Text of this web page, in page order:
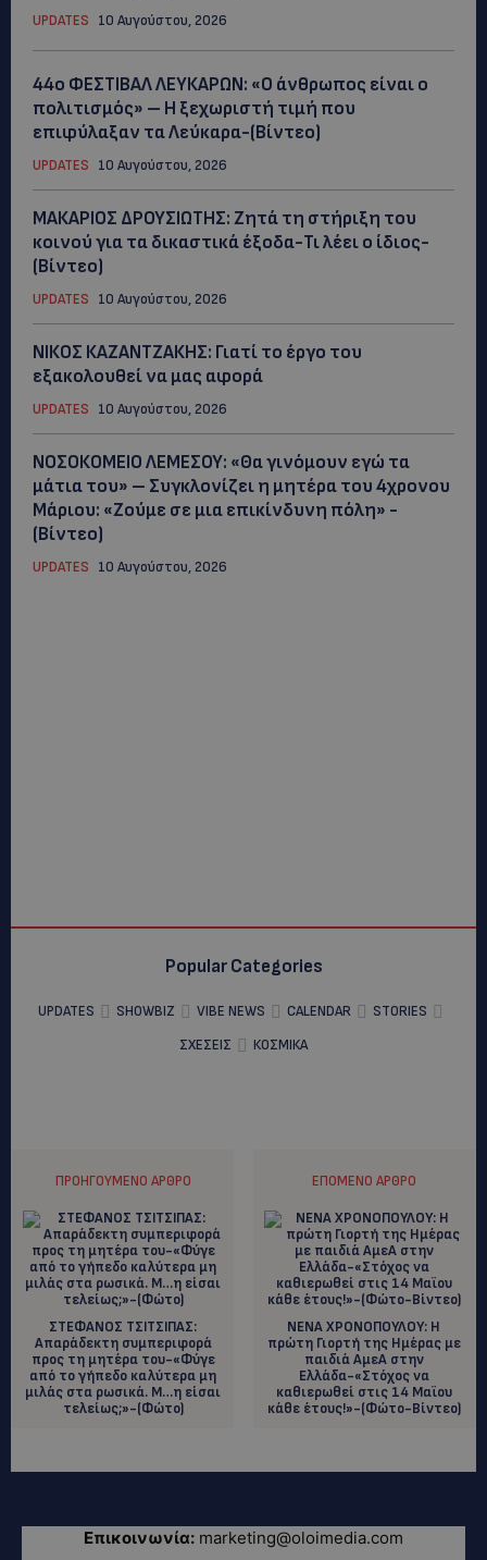
UPDATES 10 Αυγούστου, 2026
44ο ΦΕΣΤΙΒΑΛ ΛΕΥΚΑΡΩΝ: «Ο άνθρωπος είναι ο
πολιτισμός» – Η ξεχωριστή τιμή που
επιφύλαξαν τα Λεύκαρα-(Βίντεο)
UPDATES 10 Αυγούστου, 2026
ΜΑΚΑΡΙΟΣ ΔΡΟΥΣΙΩΤΗΣ: Ζητά τη στήριξη του
κοινού για τα δικαστικά έξοδα-Τι λέει ο ίδιος-
(Βίντεο)
UPDATES 10 Αυγούστου, 2026
ΝΙΚΟΣ ΚΑΖΑΝΤΖΑΚΗΣ: Γιατί το έργο του
εξακολουθεί να μας αφορά
UPDATES 10 Αυγούστου, 2026
ΝΟΣΟΚΟΜΕΙΟ ΛΕΜΕΣΟΥ: «Θα γινόμουν εγώ τα
μάτια του» – Συγκλονίζει η μητέρα του 4χρονου
Μάριου: «Ζούμε σε μια επικίνδυνη πόλη» -
(Βίντεο)
UPDATES 10 Αυγούστου, 2026
Popular Categories
UPDATES SHOWBIZ VIBE NEWS CALENDAR
STORIES
ΣΧΕΣΕΙΣ
ΚΟΣΜΙΚΑ
ΠΡΟΗΓΟΎΜΕΝΟ ΆΡΘΡΟ
ΣΤΕΦΑΝΟΣ ΤΣΙΤΣΙΠΑΣ:
Aπαράδεκτη συμπεριφορά
προς τη μητέρα του-«Φύγε
από το γήπεδο καλύτερα μη
μιλάς στα ρωσικά. Μ…η είσαι
τελείως;»-(Φώτο)
ΕΠΌΜΕΝΟ ΆΡΘΡΟ
ΝΕΝΑ ΧΡΟΝΟΠΟΥΛΟΥ: Η
πρώτη Γιορτή της Ημέρας με
παιδιά ΑμεΑ στην
Ελλάδα-«Στόχος να
καθιερωθεί στις 14 Μαϊου
κάθε έτους!»-(Φώτο-Βίντεο)
Επικοινωνία: marketing@oloimedia.com